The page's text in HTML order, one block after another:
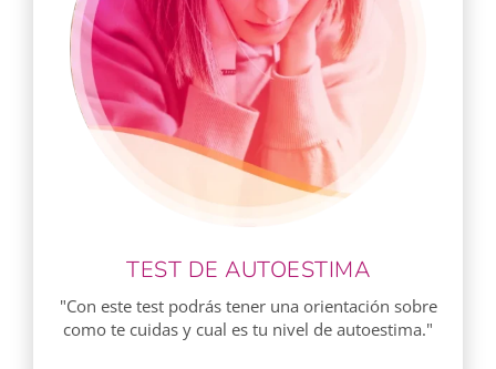
TEST DE AUTOESTIMA
"Con este test podrás tener una orientación sobre
como te cuidas y cual es tu nivel de autoestima."